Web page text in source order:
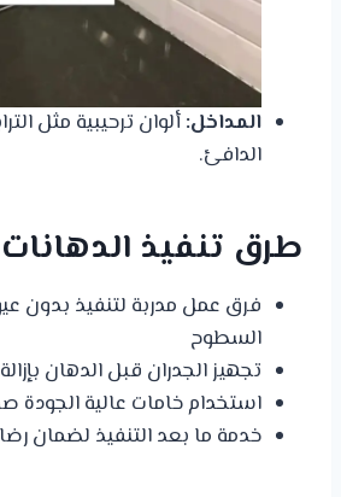
المداخل:ألوان ترحيبية مثل
الدافئ.
طرق تنفيذ
فرق عمل مدربة لتنفيذ بدون
السطوح
تجهيز الجدران قبل الدهان
استخدام خامات عالية الجودة
خدمة ما بعد التنفيذ لضمان